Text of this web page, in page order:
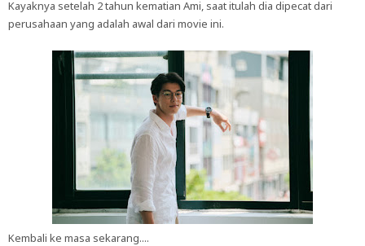
Kayaknya setelah 2 tahun kematian Ami, saat itulah dia dipecat dari
perusahaan yang adalah awal dari movie ini.
Kembali ke masa sekarang....